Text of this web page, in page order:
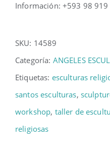
Información: +593 98 919
SKU: 14589
Categoría: ANGELES
Etiquetas: esculturas
santos esculturas,
workshop, taller de
religiosas